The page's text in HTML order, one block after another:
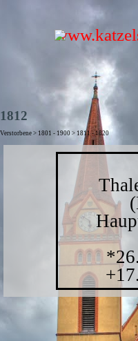
Direkt zum Seiteninhalt
1812
Verstorbene > 1801 - 1900 > 1811 - 1820